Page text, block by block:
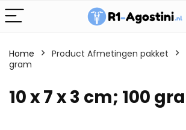
Home Product Afmetingen pakket
gram
10 x 7 x 3 cm; 100